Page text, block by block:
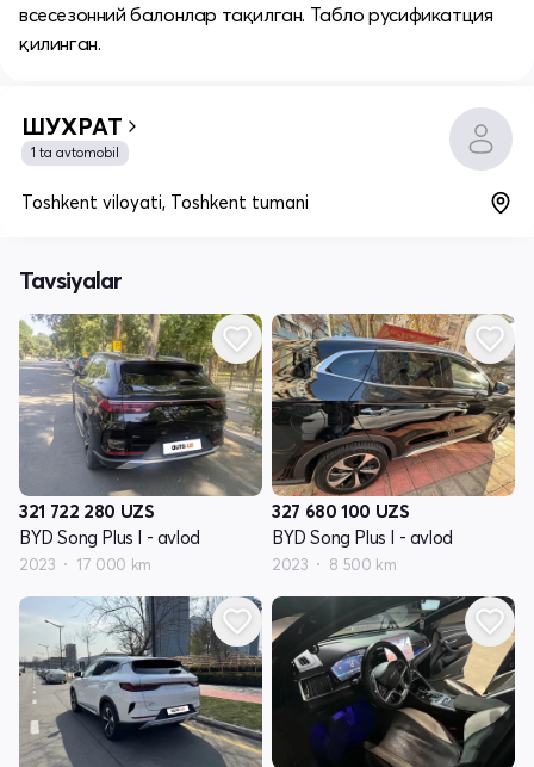
всесезонний балонлар тақилган. Табло русификатция
қилинган.
ШУХРАТ
1 ta avtomobil
Toshkent viloyati, Toshkent tumani
Tavsiyalar
321 722 280 UZS
BYD Song Plus I - avlod
2023 17 000 km
327 680 100 UZS
BYD Song Plus I - avlod
2023 8 500 km